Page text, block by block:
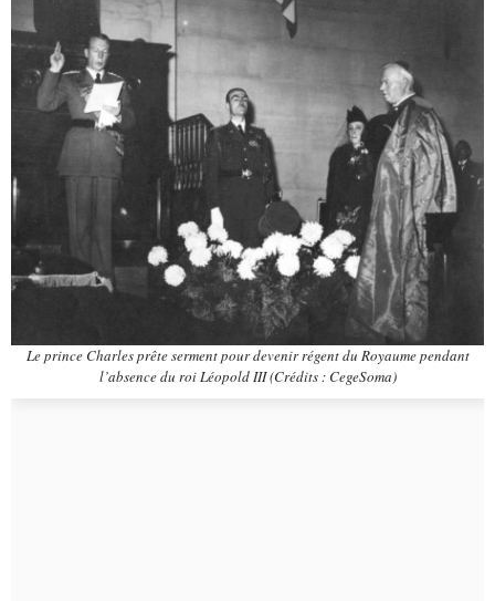
Le prince Charles prête serment pour devenir régent du Royaume pendant
l’absence du roi Léopold III (Crédits : CegeSoma)